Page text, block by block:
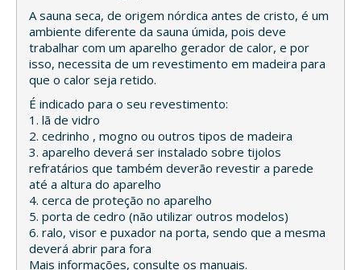
A sauna seca, de origem nórdica antes de cristo, é um
ambiente diferente da sauna úmida, pois deve
trabalhar com um aparelho gerador de calor, e por
isso, necessita de um revestimento em madeira para
que o calor seja retido.
É indicado para o seu revestimento:
1. lã de vidro
2. cedrinho , mogno ou outros tipos de madeira
3. aparelho deverá ser instalado sobre tijolos
refratários que também deverão revestir a parede
até a altura do aparelho
4. cerca de proteção no aparelho
5. porta de cedro (não utilizar outros modelos)
6. ralo, visor e puxador na porta, sendo que a mesma
deverá abrir para fora
Mais informações, consulte os manuais.